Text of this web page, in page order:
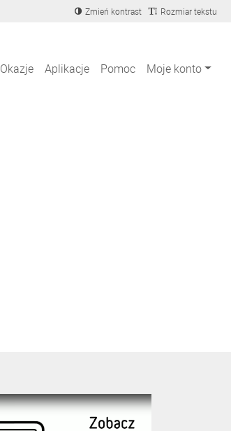
Zmień kontrast Rozmiar tekstu
Okazje Aplikacje Pomoc Moje konto